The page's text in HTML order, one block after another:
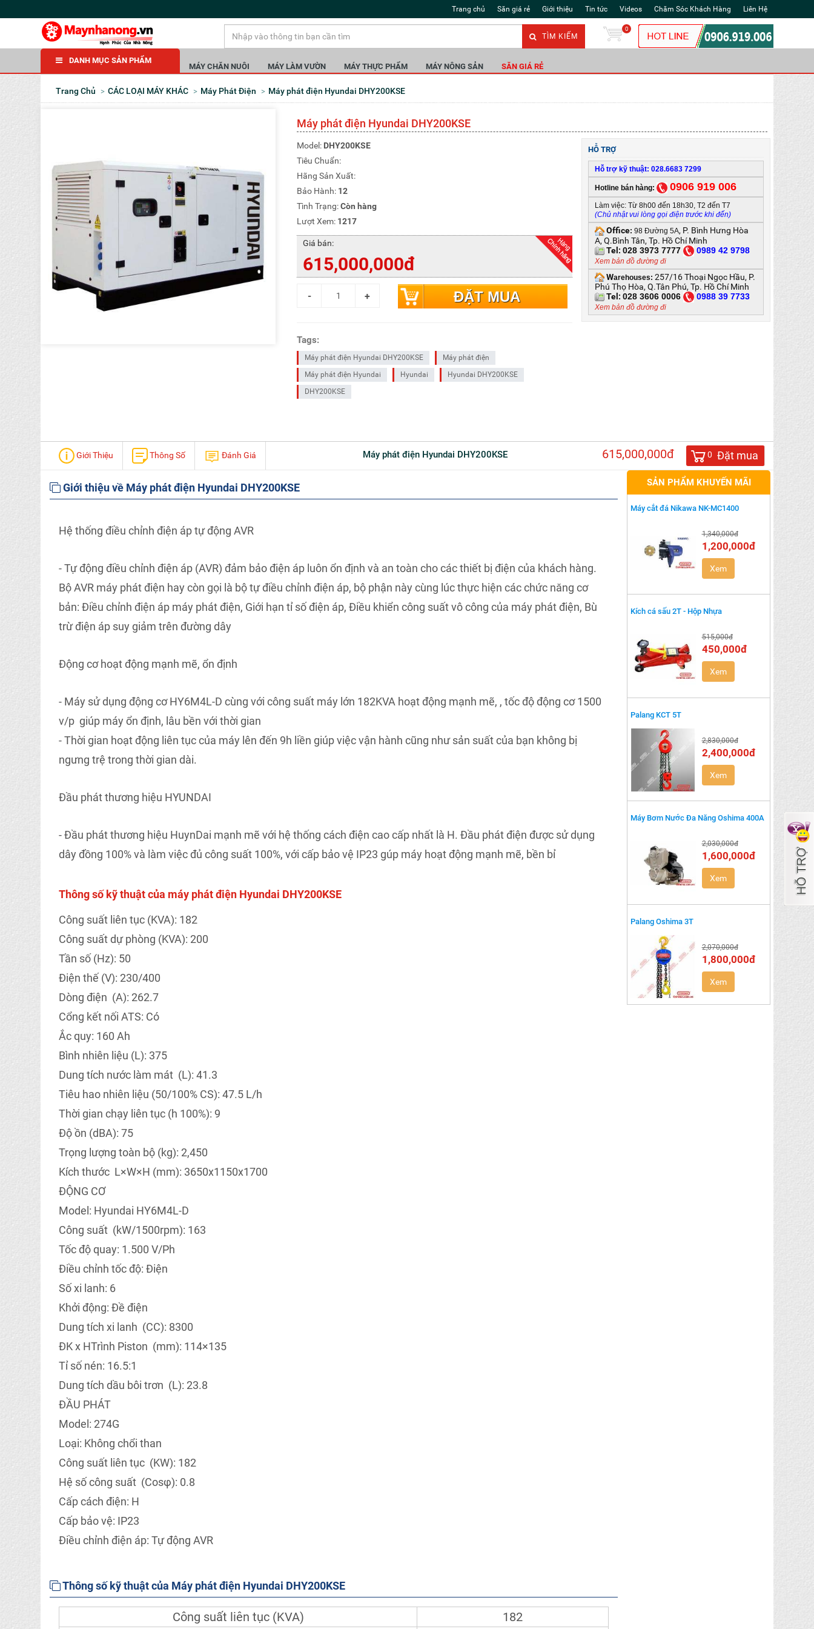
Trang chủ Săn giá rẻ Giới thiệu Tin tức Videos Chăm Sóc Khách Hàng Liên Hệ
TÌM KIẾM
0
DANH MỤC SẢN PHẨM
MÁY CHĂN NUÔI MÁY LÀM VƯỜN MÁY THỰC PHẨM MÁY NÔNG SẢN SĂN GIÁ RẺ
Trang Chủ CÁC LOẠI MÁY KHÁC Máy Phát Điện Máy phát điện Hyundai DHY200KSE
Máy phát điện Hyundai DHY200KSE
Model: DHY200KSE
Tiêu Chuẩn:
Hãng Sản Xuất:
Bảo Hành: 12
Tình Trạng:Còn hàng
Lượt Xem: 1217
Giá bán:
615,000,000đ
ĐẶT MUA
Tags:
Máy phát điện Hyundai DHY200KSE
Máy phát điện
Máy phát điện Hyundai
Hyundai
Hyundai DHY200KSE
DHY200KSE
HỖ TRỢ
Hỗ trợ kỹ thuật: 028.6683 7299
Hotline bán hàng: 0906 919 006
Làm việc: Từ 8h00 đến 18h30, T2 đến T7
(Chủ nhật vui lòng gọi điện trước khi đến)
Office: 98 Đường 5A, P. Bình Hưng Hòa
A, Q.Bình Tân, Tp. Hồ Chí Minh
Tel:028 3973 7777 0989 42 9798
Xem bản đồ đường đi
Warehouses: 257/16 Thoại Ngọc Hầu, P.
Phú Thọ Hòa, Q.Tân Phú, Tp. Hồ Chí Minh
Tel:028 3606 0006 0988 39 7733
Xem bản đồ đường đi
Giới Thiệu Thông Số Đánh Giá Máy phát điện Hyundai DHY200KSE 615,000,000đ 0 Đặt mua
Giới thiệu về Máy phát điện Hyundai DHY200KSE
Hệ thống điều chỉnh điện áp tự động AVR
- Tự động điều chỉnh điện áp (AVR) đảm bảo điện áp luôn ổn định và an toàn cho các thiết bị điện của khách hàng.
Bộ AVR máy phát điện hay còn gọi là bộ tự điều chỉnh điện áp, bộ phận này cùng lúc thực hiện các chức năng cơ
bản: Điều chỉnh điện áp máy phát điện, Giới hạn tỉ số điện áp, Điều khiển công suất vô công của máy phát điện, Bù
trừ điện áp suy giảm trên đường dây
Động cơ hoạt động mạnh mẽ, ổn định
- Máy sử dụng động cơ HY6M4L-D cùng với công suất máy lớn 182KVA hoạt động mạnh mẽ, , tốc độ động cơ 1500
v/p giúp máy ổn định, lâu bền với thời gian
- Thời gian hoạt động liên tục của máy lên đến 9h liền giúp việc vận hành cũng như sản suất của bạn không bị
ngưng trệ trong thời gian dài.
Đầu phát thương hiệu HYUNDAI
- Đầu phát thương hiệu HuynDai mạnh mẽ với hệ thống cách điện cao cấp nhất là H. Đầu phát điện được sử dụng
dây đồng 100% và làm việc đủ công suất 100%, với cấp bảo vệ IP23 gúp máy hoạt động mạnh mẽ, bền bỉ
Thông số kỹ thuật của máy phát điện Hyundai DHY200KSE
Công suất liên tục (KVA): 182
Công suất dự phòng (KVA): 200
Tần số (Hz): 50
Điện thế (V): 230/400
Dòng điện (A): 262.7
Cổng kết nối ATS: Có
Ắc quy: 160 Ah
Bình nhiên liệu (L): 375
Dung tích nước làm mát (L): 41.3
Tiêu hao nhiên liệu (50/100% CS): 47.5 L/h
Thời gian chạy liên tục (h 100%): 9
Độ ồn (dBA): 75
Trọng lượng toàn bộ (kg): 2,450
Kích thước L×W×H (mm): 3650x1150x1700
ĐỘNG CƠ
Model: Hyundai HY6M4L-D
Công suất (kW/1500rpm): 163
Tốc độ quay: 1.500 V/Ph
Điều chỉnh tốc độ: Điện
Số xi lanh: 6
Khởi động: Đề điện
Dung tích xi lanh (CC): 8300
ĐK x HTrình Piston (mm): 114×135
Tỉ số nén: 16.5:1
Dung tích dầu bôi trơn (L): 23.8
ĐẦU PHÁT
Model: 274G
Loại: Không chổi than
Công suất liên tục (KW): 182
Hệ số công suất (Cosφ): 0.8
Cấp cách điện: H
Cấp bảo vệ: IP23
Điều chỉnh điện áp: Tự động AVR
Thông số kỹ thuật của Máy phát điện Hyundai DHY200KSE
Công suất liên tục (KVA) 182
SẢN PHẨM KHUYẾN MÃI
Máy cắt đá Nikawa NK-MC1400
1,340,000đ
1,200,000đ
Xem
Kích cá sấu 2T - Hộp Nhựa
515,000đ
450,000đ
Xem
Palang KCT 5T
2,830,000đ
2,400,000đ
Xem
Máy Bơm Nước Đa Năng Oshima 400A
2,030,000đ
1,600,000đ
Xem
Palang Oshima 3T
2,070,000đ
1,800,000đ
Xem